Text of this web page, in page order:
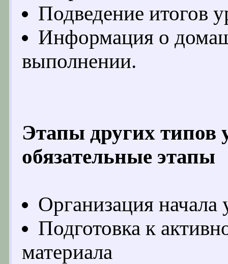
Подведение итогов
Информация о
выполнении.
Этапы других типов
обязательные этапы
Организация начала
Подготовка к
материала